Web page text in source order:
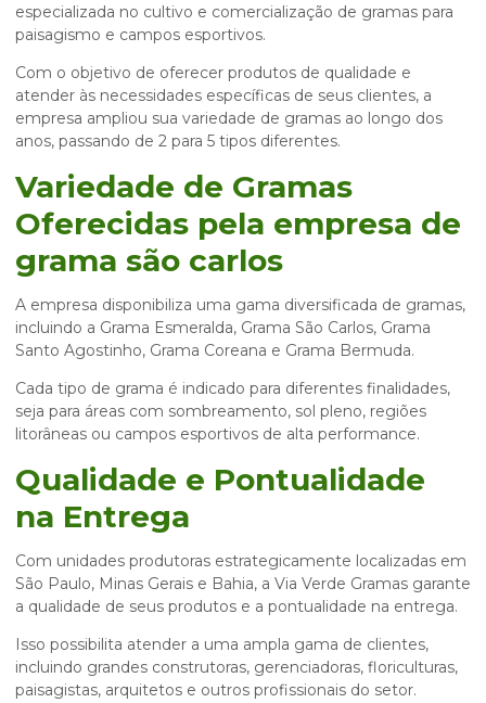
especializada no cultivo e comercialização de gramas para
paisagismo e campos esportivos.
Com o objetivo de oferecer produtos de qualidade e
atender às necessidades específicas de seus clientes, a
empresa ampliou sua variedade de gramas ao longo dos
anos, passando de 2 para 5 tipos diferentes.
Variedade de Gramas
Oferecidas pela empresa de
grama são carlos
A empresa disponibiliza uma gama diversificada de gramas,
incluindo a Grama Esmeralda, Grama São Carlos, Grama
Santo Agostinho, Grama Coreana e Grama Bermuda.
Cada tipo de grama é indicado para diferentes finalidades,
seja para áreas com sombreamento, sol pleno, regiões
litorâneas ou campos esportivos de alta performance.
Qualidade e Pontualidade
na Entrega
Com unidades produtoras estrategicamente localizadas em
São Paulo, Minas Gerais e Bahia, a Via Verde Gramas garante
a qualidade de seus produtos e a pontualidade na entrega.
Isso possibilita atender a uma ampla gama de clientes,
incluindo grandes construtoras, gerenciadoras, floriculturas,
paisagistas, arquitetos e outros profissionais do setor.